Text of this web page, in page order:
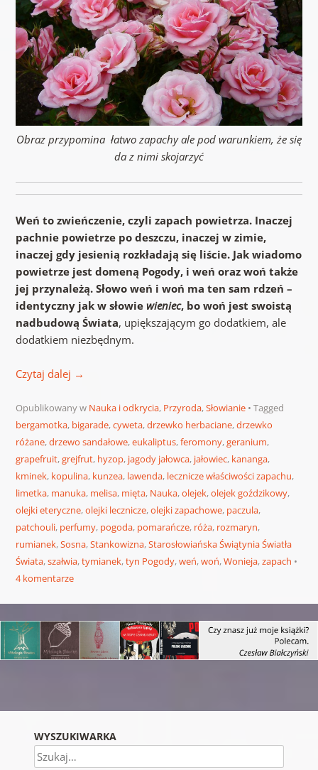
Obraz przypomina łatwo zapachy ale pod warunkiem, że się
da z nimi skojarzyć
Weń to zwieńczenie, czyli zapach powietrza. Inaczej
pachnie powietrze po deszczu, inaczej w zimie,
inaczej gdy jesienią rozkładają się liście. Jak wiadomo
powietrze jest domeną Pogody, i weń oraz woń także
jej przynależą. Słowo weń i woń ma ten sam rdzeń –
identyczny jak w słowie wieniec, bo woń jest swoistą
nadbudową Świata, upiększającym go dodatkiem, ale
dodatkiem niezbędnym.
Czytaj dalej →
Opublikowany w Nauka i odkrycia, Przyroda,Słowianie
Tagged
bergamotka, bigarade,cyweta,drzewko herbaciane,drzewko
różane,drzewo sandałowe,eukaliptus,feromony,geranium,
grapefruit,grejfrut, hyzop, jagody jałowca, jałowiec, kananga,
kminek, kopulina, kunzea, lawenda, lecznicze właściwości zapachu,
limetka, manuka, melisa, mięta, Nauka,olejek,olejek goździkowy,
olejki eteryczne,olejki lecznicze,olejki zapachowe, paczula,
patchouli, perfumy, pogoda, pomarańcze, róża, rozmaryn,
rumianek,Sosna,Stankowizna,Starosłowiańska Świątynia Światła
Świata,szałwia,tymianek,tyn Pogody,weń,woń,Wonieja,zapach
4 komentarze
WYSZUKIWARKA
Szukaj